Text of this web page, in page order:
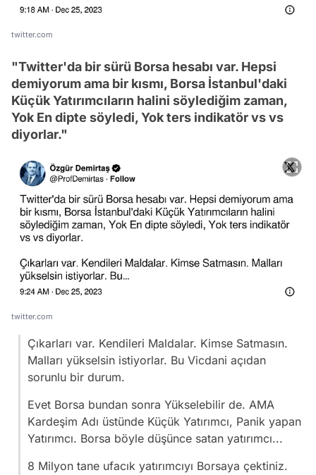
twitter.com
"Twitter'da bir sürü Borsa hesabı var. Hepsi
demiyorum ama bir kısmı, Borsa İstanbul'daki
Küçük Yatırımcıların halini söylediğim zaman,
Yok En dipte söyledi, Yok ters indikatör vs vs
diyorlar."
twitter.com
Çıkarları var. Kendileri Maldalar. Kimse Satmasın.
Malları yükselsin istiyorlar. Bu Vicdani açıdan
sorunlu bir durum.
Evet Borsa bundan sonra Yükselebilir de. AMA
Kardeşim Adı üstünde Küçük Yatırımcı, Panik yapan
Yatırımcı. Borsa böyle düşünce satan yatırımcı...
8 Milyon tane ufacık yatırımcıyı Borsaya çektiniz.